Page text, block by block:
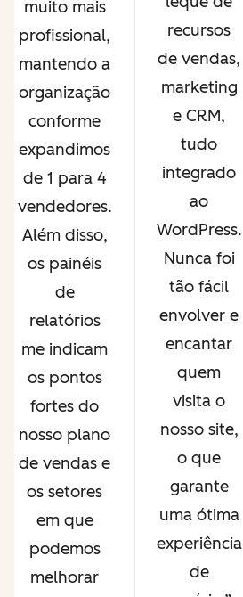
muito mais
profissional,
mantendo a
organização
conforme
expandimos
de 1 para 4
vendedores.
Além disso,
os painéis
de
relatórios
me indicam
os pontos
fortes do
nosso plano
de vendas e
os setores
em que
podemos
melhorar
recursos
de vendas,
marketing
e CRM,
tudo
integrado
ao
WordPress.
Nunca foi
tão fácil
envolver e
encantar
quem
visita o
nosso site,
o que
garante
uma ótima
experiência
de